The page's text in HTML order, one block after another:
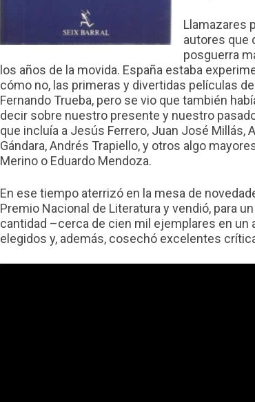
Llamazares
autores que
posguerra
los años de la movida. España estaba
cómo no, las primeras y divertidas películas
Fernando Trueba, pero se vio que también
decir sobre nuestro presente y nuestro
que incluía a Jesús Ferrero, Juan José Millás,
Gándara, Andrés Trapiello, y otros algo
Merino o Eduardo Mendoza.
En ese tiempo aterrizó en la mesa de
Premio Nacional de Literatura y vendió, para
cantidad –cerca de cien mil ejemplares en un
elegidos y, además, cosechó excelentes